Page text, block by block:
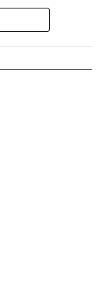
(SKS) και
απαιτητικές